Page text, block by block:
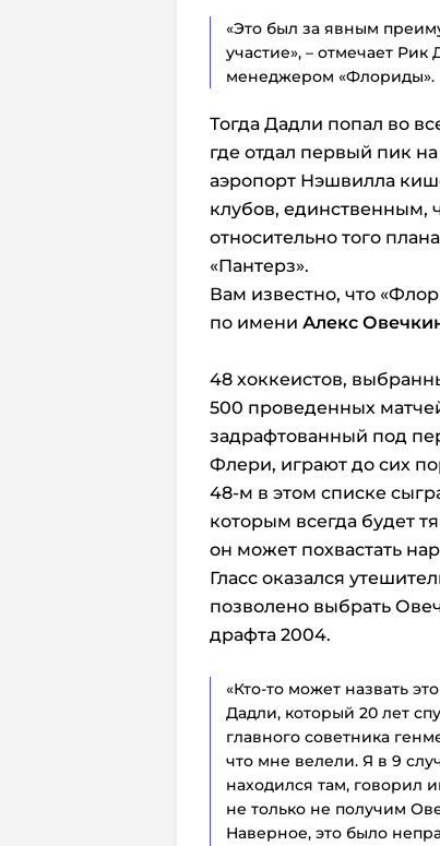
«Это был за явным
участие», – отмечает
менеджером «Флориды».
Тогда Дадли попал во
где отдал первый пик
аэропорт Нэшвилла
клубов, единственным,
относительно того
«Пантерз».
Вам известно, что
по имени Алекс
48 хоккеистов,
500 проведенных
задрафтованный под
Флери, играют до сих
48-м в этом списке
которым всегда будет
он может похвастать
Гласс оказался
позволено выбрать
драфта 2004.
«Кто-то может назвать
Дадли, который 20 лет
главного советника
что мне велели. Я в 9
находился там, говорил
не только не получим
Наверное, это было